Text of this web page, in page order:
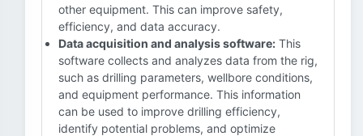
other equipment. This can improve safety,
efficiency, and data accuracy.
Data acquisition and analysis software: This
software collects and analyzes data from the rig,
such as drilling parameters, wellbore conditions,
and equipment performance. This information
can be used to improve drilling efficiency,
identify potential problems, and optimize